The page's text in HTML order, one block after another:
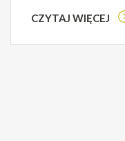
CZYTAJ WIĘCEJ